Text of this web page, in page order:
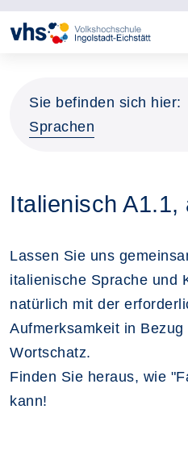
Sie befinden sich hier:
Sprachen
Italienisch A1.1,
Lassen Sie uns
italienische Sprache und
natürlich mit der
Aufmerksamkeit in
Wortschatz.
Finden Sie heraus, wie
kann!